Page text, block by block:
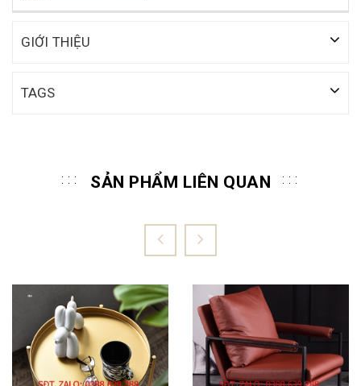
GIỚI THIỆU
TAGS
SẢN PHẨM LIÊN QUAN